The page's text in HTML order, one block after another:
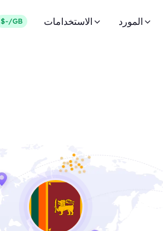
$-/GB الاستخدامات المورد